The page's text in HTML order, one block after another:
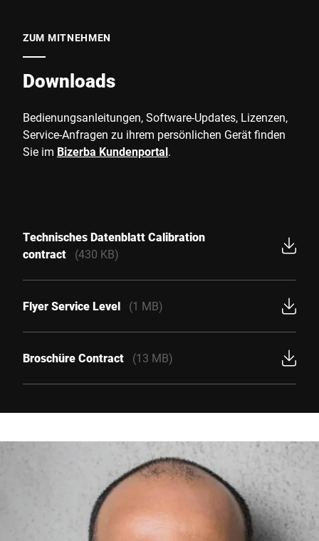
ZUM MITNEHMEN
Downloads
Bedienungsanleitungen, Software-Updates, Lizenzen,
Service-Anfragen zu ihrem persönlichen Gerät finden
Sie im Bizerba Kundenportal.
Technisches Datenblatt Calibration
contract
(430 KB)
Flyer Service Level (1 MB)
Broschüre Contract (13 MB)